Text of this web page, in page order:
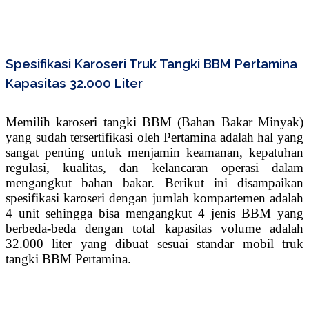
Spesifikasi Karoseri Truk Tangki BBM Pertamina
Kapasitas 32.000 Liter
Memilih karoseri tangki BBM (Bahan Bakar Minyak)
yang sudah tersertifikasi oleh Pertamina adalah hal yang
sangat penting untuk menjamin keamanan, kepatuhan
regulasi, kualitas, dan kelancaran operasi dalam
mengangkut bahan bakar. Berikut ini disampaikan
spesifikasi karoseri dengan jumlah kompartemen adalah
4 unit sehingga bisa mengangkut 4 jenis BBM yang
berbeda-beda dengan total kapasitas volume adalah
32.000 liter yang dibuat sesuai standar mobil truk
tangki BBM Pertamina.